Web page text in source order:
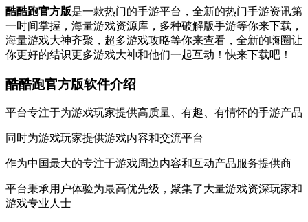
酷酷跑官方版是一款热门的手游平台，全新的热门手游资讯第
一时间掌握，海量游戏资源库，多种破解版手游等你来下载，
海量游戏大神齐聚，超多游戏攻略等你来查看，全新的嗨圈让
你更好的结识更多游戏大神和他们一起互动！快来下载吧！
酷酷跑官方版软件介绍
平台专注于为游戏玩家提供高质量、有趣、有情怀的手游产品
同时为游戏玩家提供游戏内容和交流平台
作为中国最大的专注于游戏周边内容和互动产品服务提供商
平台秉承用户体验为最高优先级，聚集了大量游戏资深玩家和
游戏专业人士